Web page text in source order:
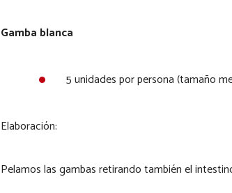
Gamba blanca
5 unidades por persona (tamaño
Elaboración:
Pelamos las gambas retirando también el